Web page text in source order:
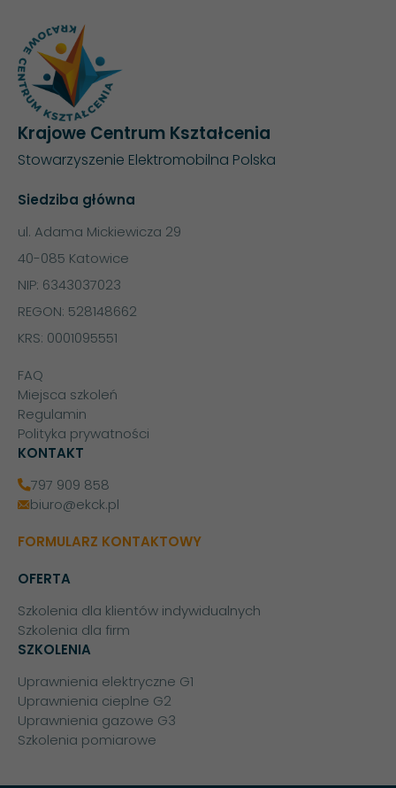
Krajowe Centrum Kształcenia
Stowarzyszenie Elektromobilna Polska
Siedziba główna
ul. Adama Mickiewicza 29
40-085 Katowice
NIP: 6343037023
REGON: 528148662
KRS: 0001095551
FAQ
Miejsca szkoleń
Regulamin
Polityka prywatności
KONTAKT
797 909 858
biuro@ekck.pl
FORMULARZ KONTAKTOWY
OFERTA
Szkolenia dla klientów indywidualnych
Szkolenia dla firm
SZKOLENIA
Uprawnienia elektryczne G1
Uprawnienia cieplne G2
Uprawnienia gazowe G3
Szkolenia pomiarowe